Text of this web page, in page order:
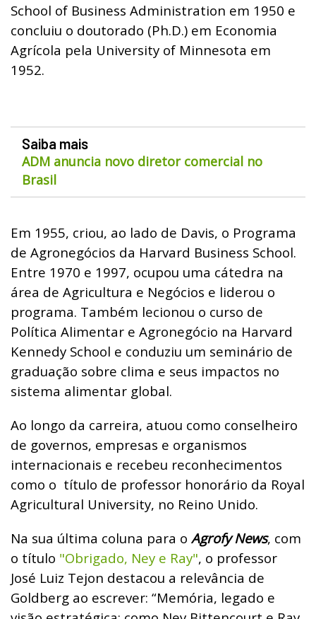
School of Business Administration em 1950 e
concluiu o doutorado (Ph.D.) em Economia
Agrícola pela University of Minnesota em
1952.
Saiba mais
ADM anuncia novo diretor comercial no
Brasil
Em 1955, criou, ao lado de Davis, o Programa
de Agronegócios da Harvard Business School.
Entre 1970 e 1997, ocupou uma cátedra na
área de Agricultura e Negócios e liderou o
programa. Também lecionou o curso de
Política Alimentar e Agronegócio na Harvard
Kennedy School e conduziu um seminário de
graduação sobre clima e seus impactos no
sistema alimentar global.
Ao longo da carreira, atuou como conselheiro
de governos, empresas e organismos
internacionais e recebeu reconhecimentos
como o título de professor honorário da Royal
Agricultural University, no Reino Unido.
Na sua última coluna para o Agrofy News, com
o título "Obrigado, Ney e Ray", o professor
José Luiz Tejon destacou a relevância de
Goldberg ao escrever: “Memória, legado e